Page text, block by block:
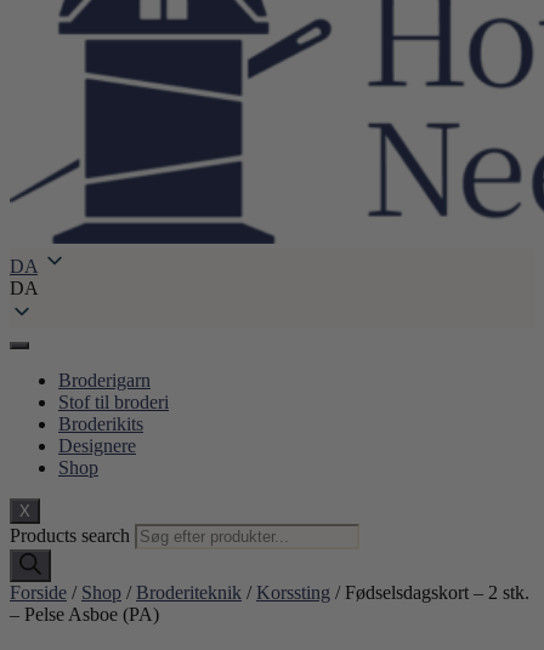
DA
DA
Broderigarn
Stof til broderi
Broderikits
Designere
Shop
X
Products search
Forside / Shop / Broderiteknik / Korssting / Fødselsdagskort – 2 stk.
– Pelse Asboe (PA)